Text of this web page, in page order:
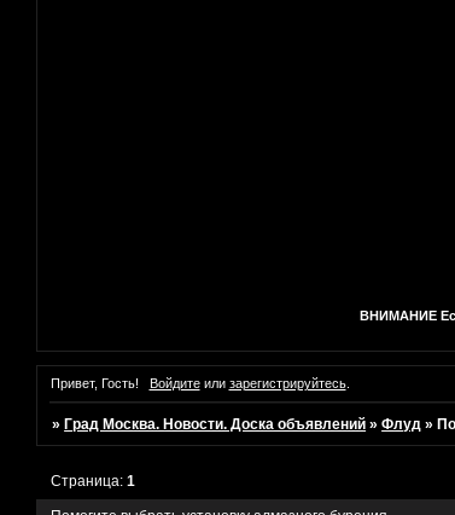
ВНИМАНИЕ
Привет, Гость! Войдитеили зарегистрируйтесь.
» Град Москва. Новости. Доска объявлений »Флуд »
Страница:1